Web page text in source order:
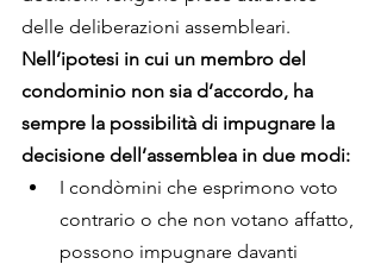
delle deliberazioni assembleari.
Nell’ipotesi in cui un membro del
condominio non sia d’accordo, ha
sempre la possibilità di impugnare la
decisione dell’assemblea in due modi:
I condòmini che esprimono voto
contrario o che non votano affatto,
possono impugnare davanti